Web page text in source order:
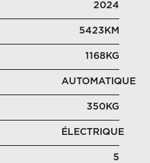
2024
5423KM
1168KG
AUTOMATIQUE
350KG
ÉLECTRIQUE
5